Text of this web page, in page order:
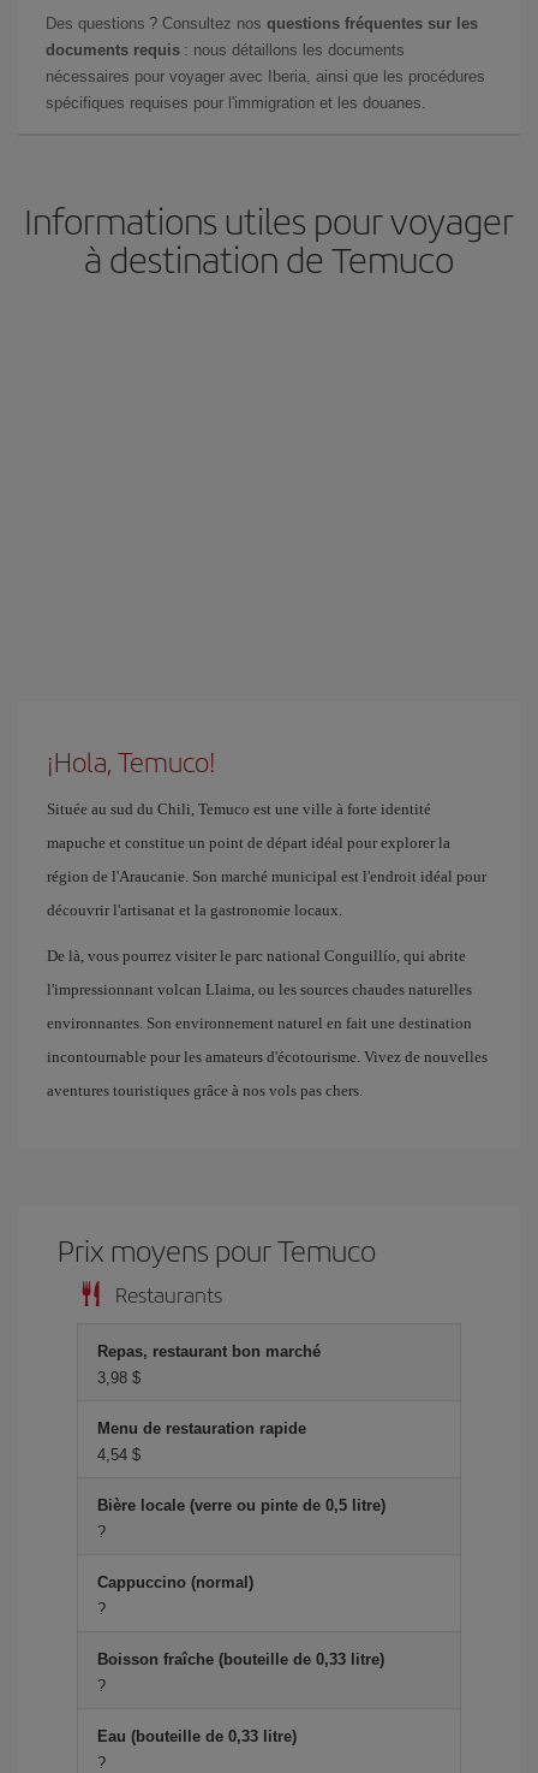
Des questions ? Consultez nos questions fréquentes sur les
documents requis : nous détaillons les documents
nécessaires pour voyager avec Iberia, ainsi que les procédures
spécifiques requises pour l'immigration et les douanes.
Informations utiles pour voyager
à destination de Temuco
¡Hola, Temuco!
Située au sud du Chili, Temuco est une ville à forte identité
mapuche et constitue un point de départ idéal pour explorer la
région de l'Araucanie. Son marché municipal est l'endroit idéal pour
découvrir l'artisanat et la gastronomie locaux.
De là, vous pourrez visiter le parc national Conguillío, qui abrite
l'impressionnant volcan Llaima, ou les sources chaudes naturelles
environnantes. Son environnement naturel en fait une destination
incontournable pour les amateurs d'écotourisme. Vivez de nouvelles
aventures touristiques grâce à nos vols pas chers.
Prix ​​moyens pour Temuco
Restaurants
Repas, restaurant bon marché
3,98 $
Menu de restauration rapide
4,54 $
Bière locale (verre ou pinte de 0,5 litre)
?
Cappuccino (normal)
?
Boisson fraîche (bouteille de 0,33 litre)
?
Eau (bouteille de 0,33 litre)
?